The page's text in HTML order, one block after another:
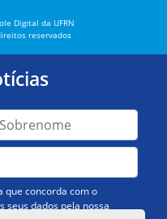
Digital da UFRN
reservados
que concorda com o
seus dados pela nossa